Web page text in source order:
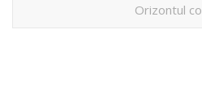
Orizontul